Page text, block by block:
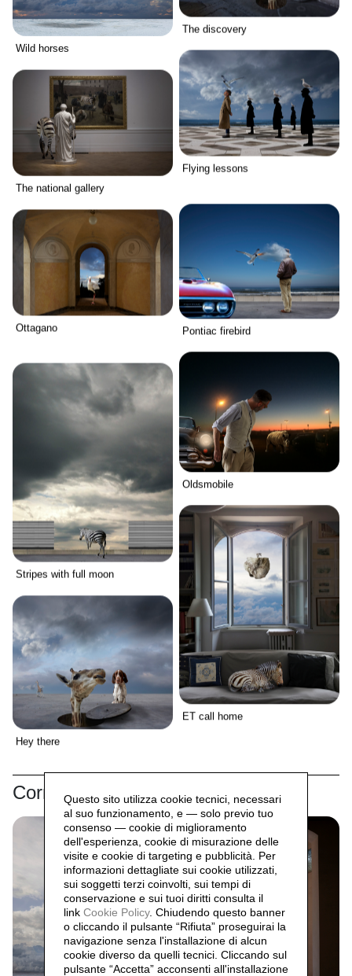
The discovery
Wild horses
Flying lessons
The national gallery
Pontiac firebird
Ottagano
Oldsmobile
Stripes with full moon
ET call home
Hey there
CorrelatiQuesto sito utilizza cookie tecnici, necessari
al suo funzionamento, e — solo previo tuo
consenso — cookie di miglioramento
dell'esperienza, cookie di misurazione delle
visite e cookie di targeting e pubblicità. Per
informazioni dettagliate sui cookie utilizzati,
sui soggetti terzi coinvolti, sui tempi di
conservazione e sui tuoi diritti consulta il
link Cookie Policy. Chiudendo questo banner
o cliccando il pulsante “Rifiuta” proseguirai la
navigazione senza l'installazione di alcun
cookie diverso da quelli tecnici. Cliccando sul
pulsante “Accetta” acconsenti all'installazione